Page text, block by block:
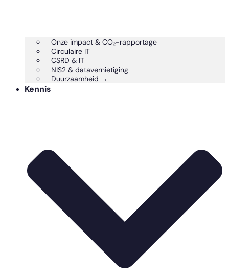
Onze impact & CO₂-rapportage
Circulaire IT
CSRD & IT
NIS2 & datavernietiging
Duurzaamheid →
Kennis